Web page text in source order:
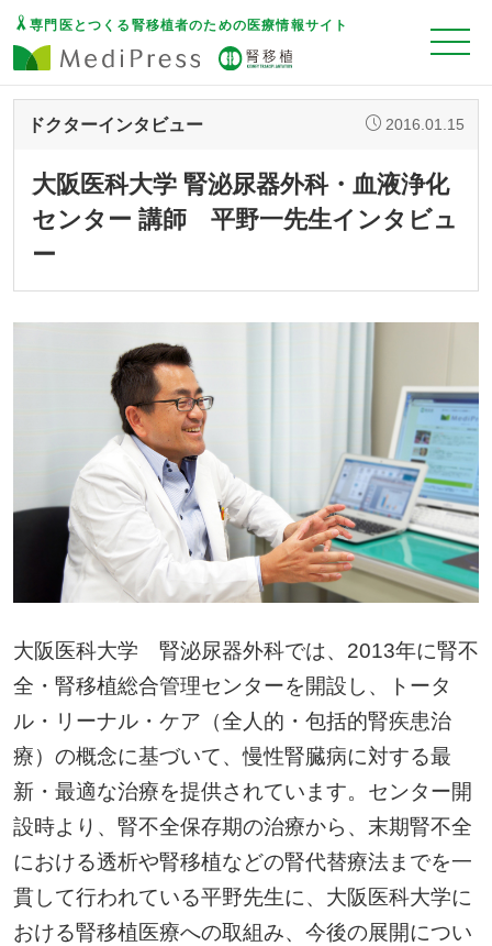
専門医とつくる腎移植者のための医療情報サイト
ドクターインタビュー 2016.01.15
大阪医科大学 腎泌尿器外科・血液浄化
センター 講師 平野一先生インタビュ
ー
大阪医科大学 腎泌尿器外科では、2013年に腎不
全・腎移植総合管理センターを開設し、トータ
ル・リーナル・ケア（全人的・包括的腎疾患治
療）の概念に基づいて、慢性腎臓病に対する最
新・最適な治療を提供されています。センター開
設時より、腎不全保存期の治療から、末期腎不全
における透析や腎移植などの腎代替療法までを一
貫して行われている平野先生に、大阪医科大学に
おける腎移植医療への取組み、今後の展開につい